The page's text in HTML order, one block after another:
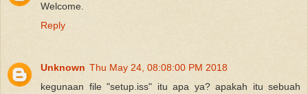
Welcome.
Reply
Unknown Thu May 24, 08:08:00 PM 2018
kegunaan file "setup.iss" itu apa ya? apakah itu sebuah